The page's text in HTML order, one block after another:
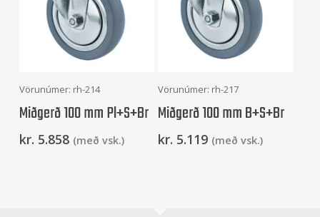
Setja Í Körfu
Vörunúmer: rh-214
Miðgerð 100 mm Pl+S+Br
kr. 5.858 (með vsk.)
Setja Í Körfu
Vörunúmer: rh-217
Miðgerð 100 mm B+S+Br
kr. 5.119 (með vsk.)